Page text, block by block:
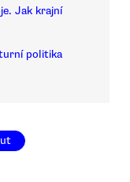
Jak krajní
politika